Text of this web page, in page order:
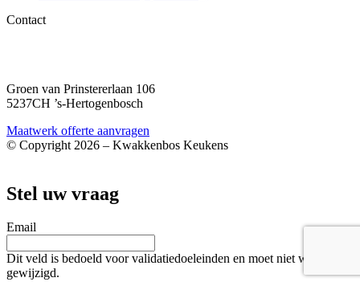
Contact
Groen van Prinstererlaan 106
5237CH ’s-Hertogenbosch
Maatwerk offerte aanvragen
© Copyright 2026 – Kwakkenbos Keukens
Stel uw vraag
Email
Dit veld is bedoeld voor validatiedoeleinden en moet niet worden
gewijzigd.